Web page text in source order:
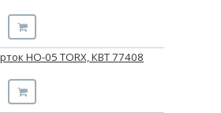
НО-05 TORX, КВТ 77408